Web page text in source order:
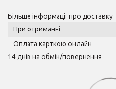
Більше інформації про доставку
При отриманні
Оплата карткою онлайн
14 днів на обмін/повернення